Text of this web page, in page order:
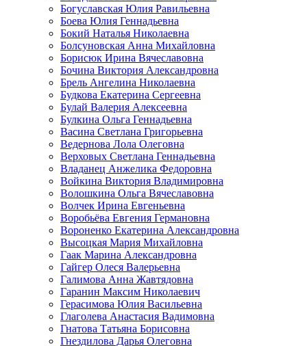
Богуславская Юлия Равильевна
Боева Юлия Геннадьевна
Бокий Наталья Николаевна
Болсуновская Анна Михайловна
Борисюк Ирина Вячеславовна
Бочина Виктория Александровна
Брель Ангелина Николаевна
Будкова Екатерина Сергеевна
Булай Валерия Алексеевна
Булкина Ольга Геннадьевна
Васина Светлана Григорьевна
Ведернова Лола Олеговна
Верховых Светлана Геннадьевна
Владанец Анжелика Федоровна
Войкина Виктория Владимировна
Волошкина Ольга Вячеславовна
Волчек Ирина Евгеньевна
Воробьёва Евгения Германовна
Вороненко Екатерина Александровна
Высоцкая Мария Михайловна
Гаак Марина Александровна
Гайгер Олеся Валерьевна
Галимова Анна Жавтядовна
Гаранин Максим Николаевич
Герасимова Юлия Васильевна
Глаголева Анастасия Вадимовна
Гнатова Татьяна Борисовна
Гнездилова Дарья Олеговна